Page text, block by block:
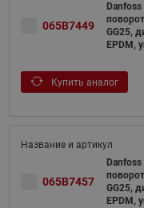
065B7449
GG25,
EPDM,
Купить аналог
065B7457
GG25,
EPDM,